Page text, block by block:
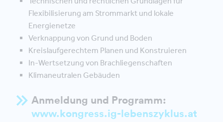
Flexibilisierung am Strommarkt und lokale
Energienetze
Verknappung von Grund und Boden
Kreislaufgerechtem Planen und Konstruieren
In-Wertsetzung von Brachliegenschaften
Klimaneutralen Gebäuden
Anmeldung und Programm:
www.kongress.ig-lebenszyklus.at